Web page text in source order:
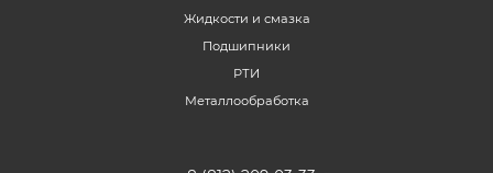
Жидкости и смазка
Подшипники
РТИ
Металлообработка